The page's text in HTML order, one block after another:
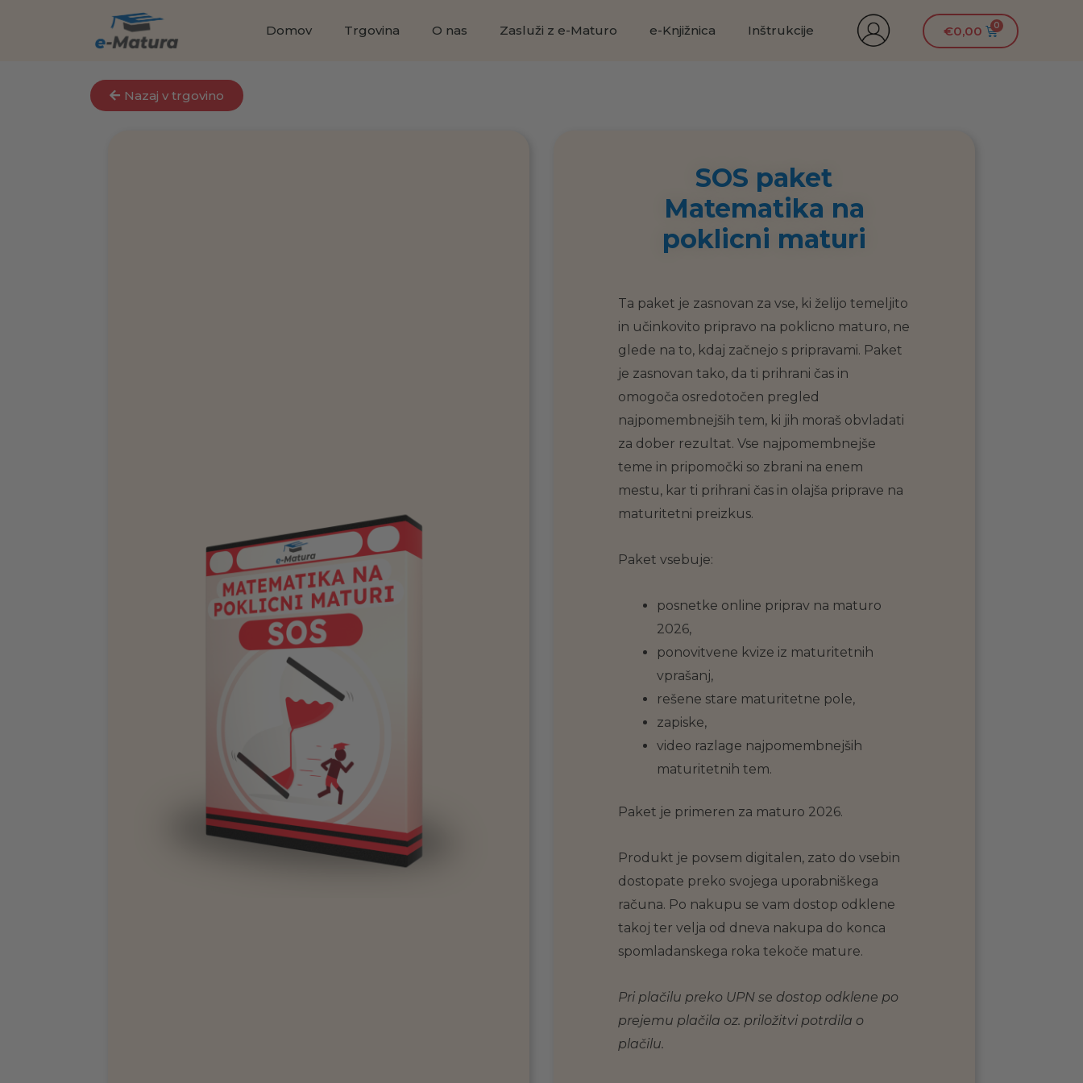
Domov Trgovina O nas Zasluži z e-Maturo e-Knjižnica Inštrukcije €0,00
Nazaj v trgovino
SOS paket
Matematika na
poklicni maturi
Ta paket je zasnovan za vse, ki želijo temeljito
in učinkovito pripravo na poklicno maturo, ne
glede na to, kdaj začnejo s pripravami. Paket
je zasnovan tako, da ti prihrani čas in
omogoča osredotočen pregled
najpomembnejših tem, ki jih moraš obvladati
za dober rezultat. Vse najpomembnejše
teme in pripomočki so zbrani na enem
mestu, kar ti prihrani čas in olajša priprave na
maturitetni preizkus.
Paket vsebuje:
posnetke online priprav na maturo
2026,
ponovitvene kvize iz maturitetnih
vprašanj,
rešene stare maturitetne pole,
zapiske,
video razlage najpomembnejših
maturitetnih tem.
Paket je primeren za maturo 2026.
Produkt je povsem digitalen, zato do vsebin
dostopate preko svojega uporabniškega
računa. Po nakupu se vam dostop odklene
takoj ter velja od dneva nakupa do konca
spomladanskega roka tekoče mature.
Pri plačilu preko UPN se dostop odklene po
prejemu plačila oz. priložitvi potrdila o
plačilu.